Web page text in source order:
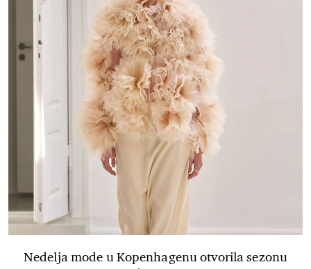
Nedelja mode u Kopenhagenu otvorila sezonu